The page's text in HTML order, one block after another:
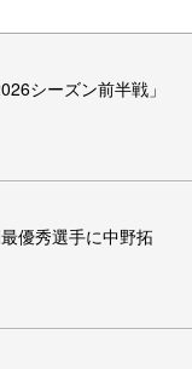
シーズン前半戦」
優秀選手に中野拓